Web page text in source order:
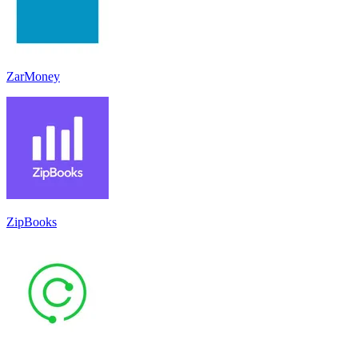
ZarMoney
ZipBooks